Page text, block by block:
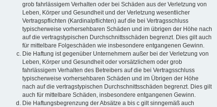
grob fahrlässigem Verhalten oder bei Schäden aus der Verletzung von
Leben, Körper und Gesundheit und der Verletzung wesentlicher
Vertragspflichten (Kardinalpflichten) auf die bei Vertragsschluss
typischerweise vorhersehbaren Schäden und im übrigen der Höhe nach
auf die vertragstypischen Durchschnittsschäden begrenzt. Dies gilt auch
für mittelbare Folgeschäden wie insbesondere entgangenen Gewinn.
Die Haftung ist gegenüber Unternehmern außer bei der Verletzung von
Leben, Körper und Gesundheit oder vorsätzlichem oder grob
fahrlässigem Verhalten des Betreibers auf die bei Vertragsschluss
typischerweise vorhersehbaren Schäden und im Übrigen der Höhe
nach auf die vertragstypischen Durchschnittsschäden begrenzt. Dies gilt
auch für mittelbare Schäden, insbesondere entgangenen Gewinn.
Die Haftungsbegrenzung der Absätze a bis c gilt sinngemäß auch